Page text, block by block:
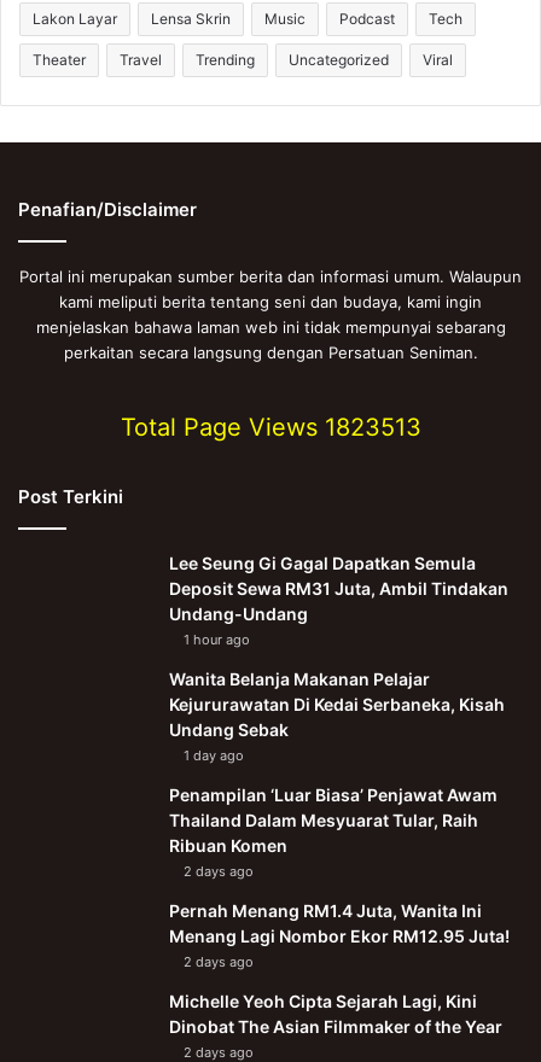
Lakon Layar Lensa Skrin Music Podcast Tech
Theater Travel Trending Uncategorized Viral
Penafian/Disclaimer
Portal ini merupakan sumber berita dan informasi umum. Walaupun
kami meliputi berita tentang seni dan budaya, kami ingin
menjelaskan bahawa laman web ini tidak mempunyai sebarang
perkaitan secara langsung dengan Persatuan Seniman.
Total Page Views 1823513
Post Terkini
Lee Seung Gi Gagal Dapatkan Semula
Deposit Sewa RM31 Juta, Ambil Tindakan
Undang-Undang
1 hour ago
Wanita Belanja Makanan Pelajar
Kejururawatan Di Kedai Serbaneka, Kisah
Undang Sebak
1 day ago
Penampilan ‘Luar Biasa’ Penjawat Awam
Thailand Dalam Mesyuarat Tular, Raih
Ribuan Komen
2 days ago
Pernah Menang RM1.4 Juta, Wanita Ini
Menang Lagi Nombor Ekor RM12.95 Juta!
2 days ago
Michelle Yeoh Cipta Sejarah Lagi, Kini
Dinobat The Asian Filmmaker of the Year
2 days ago